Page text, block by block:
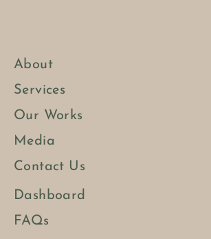
About
Services
Our Works
Media
Contact Us
Dashboard
FAQs